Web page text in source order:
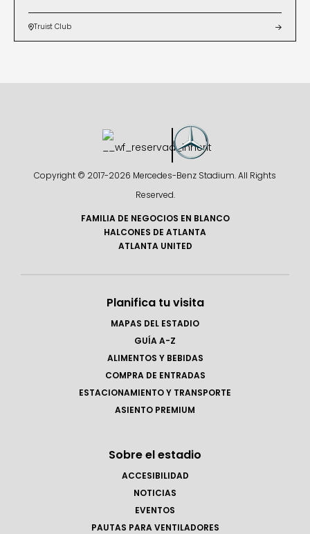
Truist Club 
Copyright © 2017-2026 Mercedes-Benz Stadium. All Rights
Reserved.
FAMILIA DE NEGOCIOS EN BLANCO
HALCONES DE ATLANTA
ATLANTA UNITED
Planifica tu visita
MAPAS DEL ESTADIO
GUÍA A-Z
ALIMENTOS Y BEBIDAS
COMPRA DE ENTRADAS
ESTACIONAMIENTO Y TRANSPORTE
ASIENTO PREMIUM
Sobre el estadio
ACCESIBILIDAD
NOTICIAS
EVENTOS
PAUTAS PARA VENTILADORES